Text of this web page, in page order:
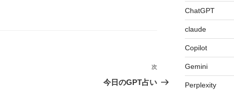
次
の
次
今日のGPT占い
ChatGPT
claude
Copilot
Gemini
Perplexity